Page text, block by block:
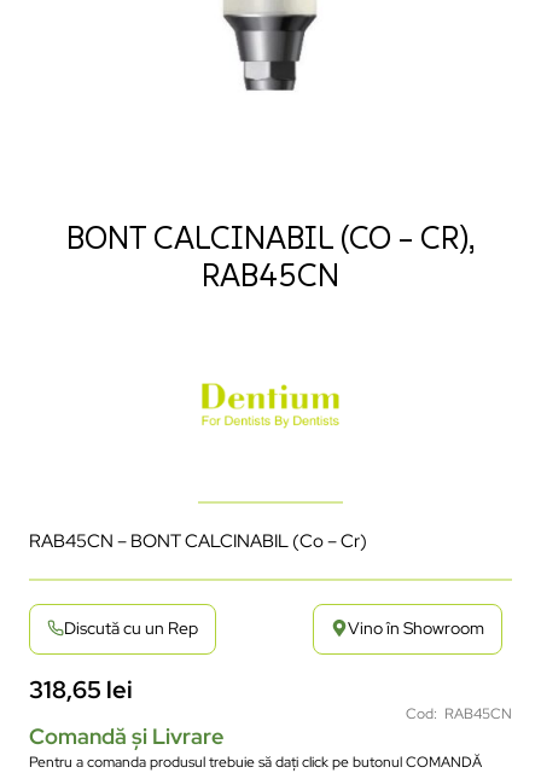
BONT CALCINABIL (CO – CR),
RAB45CN
RAB45CN – BONT CALCINABIL (Co – Cr)
Discută cu un Rep Vino în Showroom
318,65 lei
Cod: RAB45CN
Comandă și Livrare
Pentru a comanda produsul trebuie să dați click pe butonul COMANDĂ